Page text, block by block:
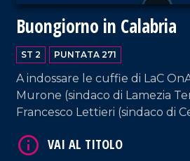
Buongiorno in Calabria
ST 2 PUNTATA 271
A indossare le cuffie di LaC
Murone (sindaco di Lamezia
Francesco Lettieri (sindaco di
Iacino e Ugo Floro.
VAI AL TITOLO